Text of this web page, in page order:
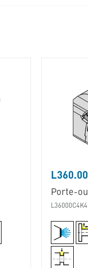
Porte-
L36000C4K4